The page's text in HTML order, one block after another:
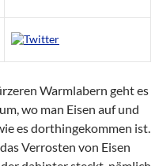
Warmlabern geht es
wo man Eisen auf und
es dorthingekommen ist.
Verrosten von Eisen